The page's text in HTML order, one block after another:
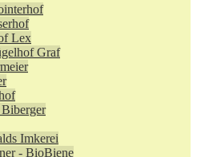
Lex
Graf
Biberger
Imkerei
- BioBiene